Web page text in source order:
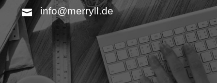
info@merryll.de